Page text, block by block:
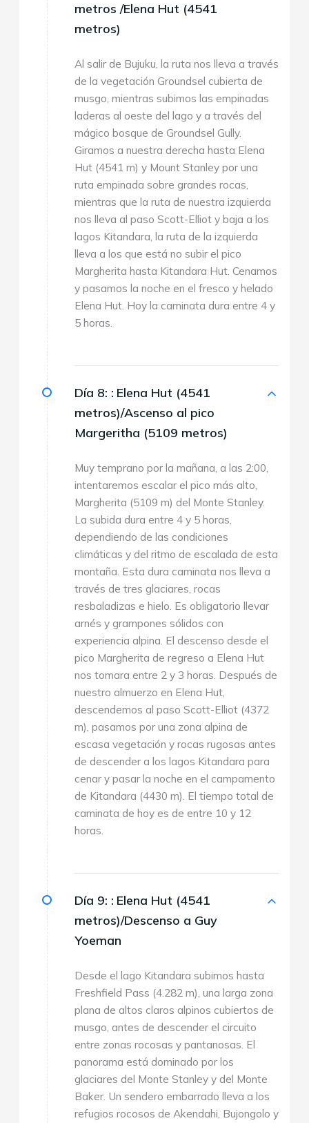
metros /Elena Hut (4541
metros)
Al salir de Bujuku, la ruta nos lleva a través
de la vegetación Groundsel cubierta de
musgo, mientras subimos las empinadas
laderas al oeste del lago y a través del
mágico bosque de Groundsel Gully.
Giramos a nuestra derecha hasta Elena
Hut (4541 m) y Mount Stanley por una
ruta empinada sobre grandes rocas,
mientras que la ruta de nuestra izquierda
nos lleva al paso Scott-Elliot y baja a los
lagos Kitandara, la ruta de la izquierda
lleva a los que está no subir el pico
Margherita hasta Kitandara Hut. Cenamos
y pasamos la noche en el fresco y helado
Elena Hut. Hoy la caminata dura entre 4 y
5 horas.
Día 8: : Elena Hut (4541
metros)/Ascenso al pico
Margeritha (5109 metros)
Muy temprano por la mañana, a las 2:00,
intentaremos escalar el pico más alto,
Margherita (5109 m) del Monte Stanley.
La subida dura entre 4 y 5 horas,
dependiendo de las condiciones
climáticas y del ritmo de escalada de esta
montaña. Esta dura caminata nos lleva a
través de tres glaciares, rocas
resbaladizas e hielo. Es obligatorio llevar
arnés y grampones sólidos con
experiencia alpina. El descenso desde el
pico Margherita de regreso a Elena Hut
nos tomara entre 2 y 3 horas. Después de
nuestro almuerzo en Elena Hut,
descendemos al paso Scott-Elliot (4372
m), pasamos por una zona alpina de
escasa vegetación y rocas rugosas antes
de descender a los lagos Kitandara para
cenar y pasar la noche en el campamento
de Kitandara (4430 m). El tiempo total de
caminata de hoy es de entre 10 y 12
horas.
Día 9: : Elena Hut (4541
metros)/Descenso a Guy
Yoeman
Desde el lago Kitandara subimos hasta
Freshfield Pass (4.282 m), una larga zona
plana de altos claros alpinos cubiertos de
musgo, antes de descender el circuito
entre zonas rocosas y pantanosas. El
panorama está dominado por los
glaciares del Monte Stanley y del Monte
Baker. Un sendero embarrado lleva a los
refugios rocosos de Akendahi, Bujongolo y